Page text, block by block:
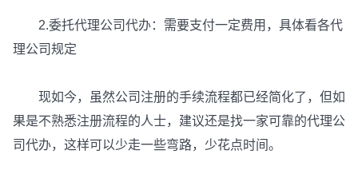
2.委托代理公司代办：需要支付一定费用，具体看各代
理公司规定
现如今，虽然公司注册的手续流程都已经简化了，但如
果是不熟悉注册流程的人士，建议还是找一家可靠的代理公
司代办，这样可以少走一些弯路，少花点时间。